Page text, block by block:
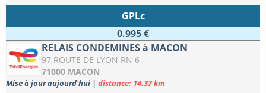
GPLc
0.995 €
RELAIS CONDEMINES à MACON
97 ROUTE DE LYON RN 6
71000 MACON
Mise à jour aujourd'hui | distance: 14.37 km